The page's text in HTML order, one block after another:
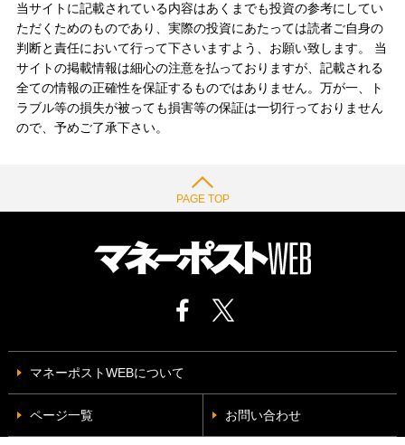
当サイトに記載されている内容はあくまでも投資の参考にしてい
ただくためのものであり、実際の投資にあたっては読者ご自身の
判断と責任において行って下さいますよう、お願い致します。 当
サイトの掲載情報は細心の注意を払っておりますが、記載される
全ての情報の正確性を保証するものではありません。万が一、ト
ラブル等の損失が被っても損害等の保証は一切行っておりません
ので、予めご了承下さい。
PAGE TOP
マネーポストWEBについて
ページ一覧 お問い合わせ